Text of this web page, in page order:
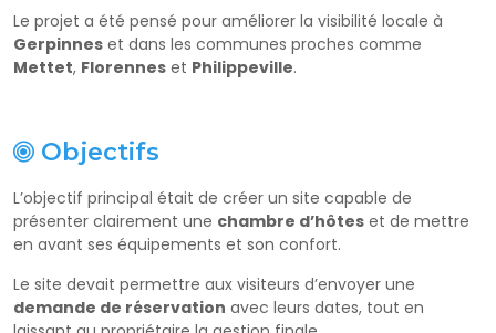
Le projet a été pensé pour améliorer la visibilité locale à
Gerpinnes et dans les communes proches comme
Mettet, Florennes et Philippeville.
Objectifs
L’objectif principal était de créer un site capable de
présenter clairement une chambre d’hôtes et de mettre
en avant ses équipements et son confort.
Le site devait permettre aux visiteurs d’envoyer une
demande de réservation avec leurs dates, tout en